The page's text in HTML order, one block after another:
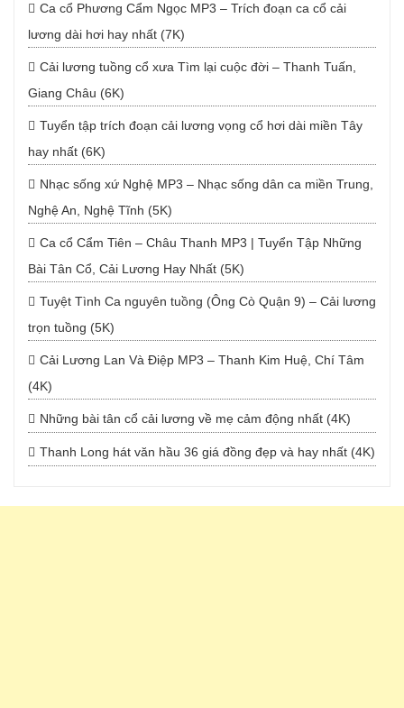
Ca cổ Phương Cẩm Ngọc MP3 – Trích đoạn ca cổ cải
lương dài hơi hay nhất (7K)
Cải lương tuồng cổ xưa Tìm lại cuộc đời – Thanh Tuấn,
Giang Châu (6K)
Tuyển tập trích đoạn cải lương vọng cổ hơi dài miền Tây
hay nhất (6K)
Nhạc sống xứ Nghệ MP3 – Nhạc sống dân ca miền Trung,
Nghệ An, Nghệ Tĩnh (5K)
Ca cổ Cẩm Tiên – Châu Thanh MP3 | Tuyển Tập Những
Bài Tân Cổ, Cải Lương Hay Nhất (5K)
Tuyệt Tình Ca nguyên tuồng (Ông Cò Quận 9) – Cải lương
trọn tuồng (5K)
Cải Lương Lan Và Điệp MP3 – Thanh Kim Huệ, Chí Tâm
(4K)
Những bài tân cổ cải lương về mẹ cảm động nhất (4K)
Thanh Long hát văn hầu 36 giá đồng đẹp và hay nhất (4K)